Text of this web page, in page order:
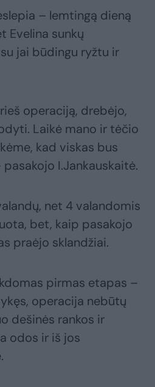
– lemtingą dieną
Evelina sunkų
jai būdingu ryžtu ir
operaciją, drebėjo,
Laikė mano ir tėčio
kad viskas bus
pasakojo I.Jankauskaitė.
net 4 valandomis
bet, kaip pasakojo
praėjo sklandžiai.
pirmas etapas –
operacija nebūtų
dešinės rankos ir
odos ir iš jos